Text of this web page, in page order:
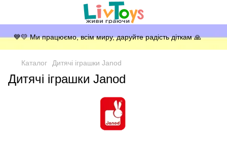
💙💛 Ми працюємо, всім миру, даруйте радість діткам 🙏
Каталог Дитячі іграшки Janod
Дитячі іграшки Janod